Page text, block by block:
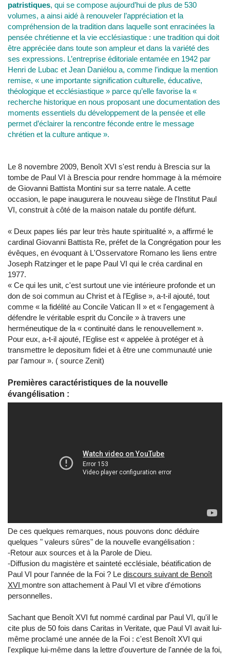
patristiques, qui se compose aujourd’hui de plus de 530
volumes, a ainsi aidé à renouveler l’appréciation et la
compréhension de la tradition dans laquelle sont enracinées la
pensée chrétienne et la vie ecclésiastique : une tradition qui doit
être appréciée dans toute son ampleur et dans la variété des
ses expressions. L’entreprise éditoriale entamée en 1942 par
Henri de Lubac et Jean Daniélou a, comme l’indique la mention
remise, « une importante signification culturelle, éducative,
théologique et ecclésiastique » parce qu’elle favorise la «
recherche historique en nous proposant une documentation des
moments essentiels du développement de la pensée et elle
permet d’éclairer la rencontre féconde entre le message
chrétien et la culture antique ».
Le 8 novembre 2009, Benoît XVI s'est rendu à Brescia sur la
tombe de Paul VI à Brescia pour rendre hommage à la mémoire
de Giovanni Battista Montini sur sa terre natale. A cette
occasion, le pape inaugurera le nouveau siège de l'Institut Paul
VI, construit à côté de la maison natale du pontife défunt.
« Deux papes liés par leur très haute spiritualité », a affirmé le
cardinal Giovanni Battista Re, préfet de la Congrégation pour les
évêques, en évoquant à L'Osservatore Romano les liens entre
Joseph Ratzinger et le pape Paul VI qui le créa cardinal en
1977.
« Ce qui les unit, c'est surtout une vie intérieure profonde et un
don de soi commun au Christ et à l'Eglise », a-t-il ajouté, tout
comme « la fidélité au Concile Vatican II » et « l'engagement à
défendre le véritable esprit du Concile » à travers une
herméneutique de la « continuité dans le renouvellement ».
Pour eux, a-t-il ajouté, l'Eglise est « appelée à protéger et à
transmettre le depositum fidei et à être une communauté unie
par l'amour ». ( source Zenit)
Premières caractéristiques de la nouvelle
évangélisation :
De ces quelques remarques, nous pouvons donc déduire
quelques " valeurs sûres" de la nouvelle evangélisation :
-Retour aux sources et à la Parole de Dieu.
-Diffusion du magistère et sainteté ecclésiale, béatification de
Paul VI pour l'année de la Foi ? Le discours suivant de Benoît
XVI montre son attachement à Paul VI et vibre d'émotions
personnelles.
Sachant que Benoît XVI fut nommé cardinal par Paul VI, qu'il le
cite plus de 50 fois dans Caritas in Veritate, que Paul VI avait lui-
même proclamé une année de la Foi : c'est Benoît XVI qui
l'explique lui-même dans la lettre d'ouverture de l'année de la foi,